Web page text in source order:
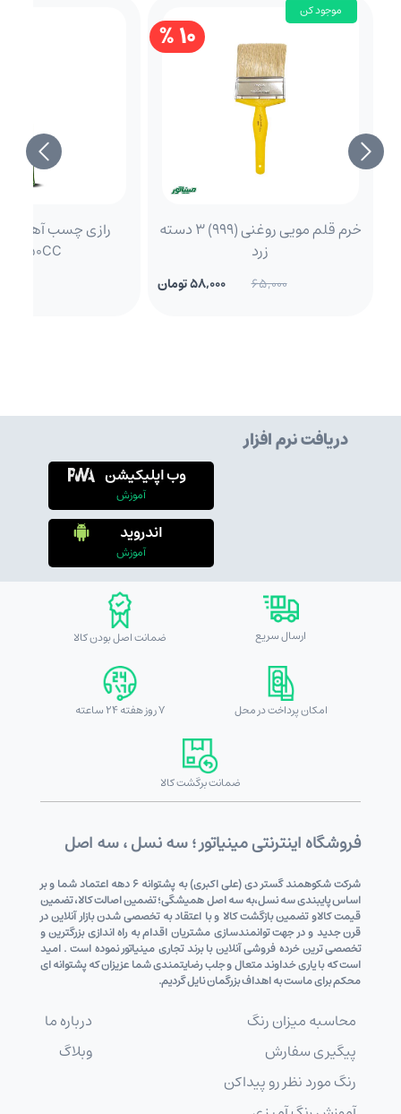
10 %
موجود کن
خرم قلم مویی روغنی (999) 3 دسته
زرد
65,000 58,000 تومان
دریافت نرم افزار
وب اپلیکیشن
آموزش
اندروید
آموزش
ارسال سریع ضمانت اصل بودن کالا
امکان پرداخت در محل 7 روز هفته 24 ساعته
ضمانت برگشت کالا
فروشگاه اینترنتی مینیاتور ؛ سه نسل ، سه اصل
شرکت شکوهمند گستر دی (علی اکبری) به پشتوانه 6 دهه اعتماد شما و بر
اساس پایبندی سه نسل،به سه اصل همیشگی؛ تضمین اصالت کالا، تضمین
قیمت کالاو تضمین بازگشت کالا و با اعتقاد به تخصصی شدن بازار آنلاین در
قرن جدید و در جهت توانمندسازی مشتریان اقدام به راه اندازی بزرگترین و
تخصصی ترین خرده فروشی آنلاین با برند تجاری مینیاتور نموده است . امید
است که با یاری خداوند متعال و جلب رضایتمندی شما عزیزان که پشتوانه ای
محکم برای ماست به اهداف بزرگمان نایل گردیم.
محاسبه میزان رنگ
پیگیری سفارش
رنگ مورد نظر رو پیداکن
درباره ما
وبلاگ